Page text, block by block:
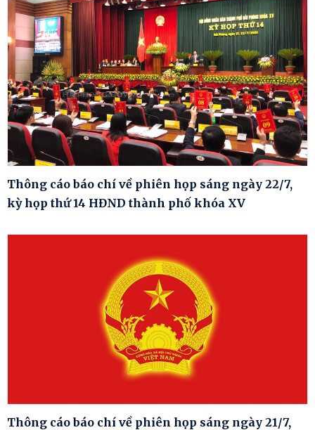
Thông cáo báo chí về phiên họp sáng ngày 22/7,
kỳ họp thứ 14 HĐND thành phố khóa XV
Thông cáo báo chí về phiên họp sáng ngày 21/7,